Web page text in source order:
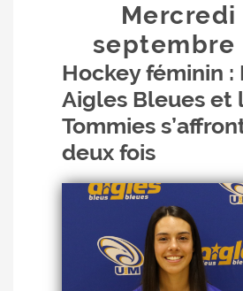
Mercredi
septembre
Hockey féminin :
Aigles Bleues et
Tommies
deux fois